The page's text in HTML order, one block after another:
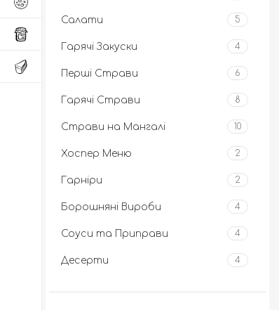
Салати 5
Гарячі Закуски 4
Перші Страви 6
Гарячі Страви 8
Страви на Мангалі 10
Хоспер Меню 2
Гарніри 2
Борошняні Вироби 4
Соуси та Приправи 4
Десерти 4